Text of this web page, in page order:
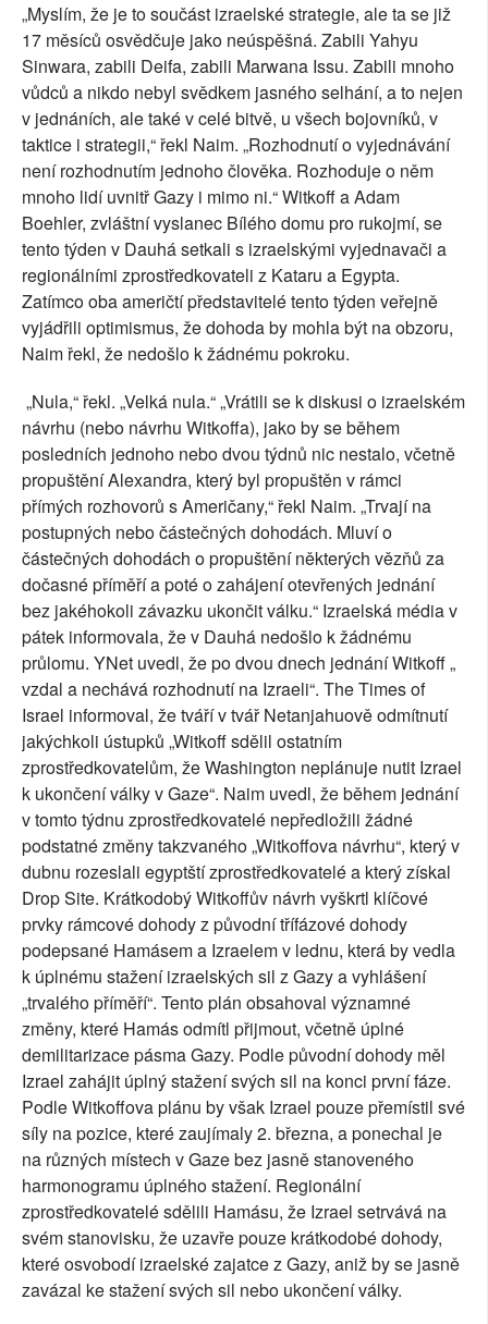
„Myslím, že je to součást izraelské strategie, ale ta se již
17 měsíců osvědčuje jako neúspěšná. Zabili Yahyu
Sinwara, zabili Deifa, zabili Marwana Issu. Zabili mnoho
vůdců a nikdo nebyl svědkem jasného selhání, a to nejen
v jednáních, ale také v celé bitvě, u všech bojovníků, v
taktice i strategii,“ řekl Naim. „Rozhodnutí o vyjednávání
není rozhodnutím jednoho člověka. Rozhoduje o něm
mnoho lidí uvnitř Gazy i mimo ni.“ Witkoff a Adam
Boehler, zvláštní vyslanec Bílého domu pro rukojmí, se
tento týden v Dauhá setkali s izraelskými vyjednavači a
regionálními zprostředkovateli z Kataru a Egypta.
Zatímco oba američtí představitelé tento týden veřejně
vyjádřili optimismus, že dohoda by mohla být na obzoru,
Naim řekl, že nedošlo k žádnému pokroku.
„Nula,“ řekl. „Velká nula.“ „Vrátili se k diskusi o izraelském
návrhu (nebo návrhu Witkoffa), jako by se během
posledních jednoho nebo dvou týdnů nic nestalo, včetně
propuštění Alexandra, který byl propuštěn v rámci
přímých rozhovorů s Američany,“ řekl Naim. „Trvají na
postupných nebo částečných dohodách. Mluví o
částečných dohodách o propuštění některých vězňů za
dočasné příměří a poté o zahájení otevřených jednání
bez jakéhokoli závazku ukončit válku.“ Izraelská média v
pátek informovala, že v Dauhá nedošlo k žádnému
průlomu. YNet uvedl, že po dvou dnech jednání Witkoff „
vzdal a nechává rozhodnutí na Izraeli“. The Times of
Israel informoval, že tváří v tvář Netanjahuově odmítnutí
jakýchkoli ústupků „Witkoff sdělil ostatním
zprostředkovatelům, že Washington neplánuje nutit Izrael
k ukončení války v Gaze“. Naim uvedl, že během jednání
v tomto týdnu zprostředkovatelé nepředložili žádné
podstatné změny takzvaného „Witkoffova návrhu“, který v
dubnu rozeslali egyptští zprostředkovatelé a který získal
Drop Site. Krátkodobý Witkoffův návrh vyškrtl klíčové
prvky rámcové dohody z původní třífázové dohody
podepsané Hamásem a Izraelem v lednu, která by vedla
k úplnému stažení izraelských sil z Gazy a vyhlášení
„trvalého příměří“. Tento plán obsahoval významné
změny, které Hamás odmítl přijmout, včetně úplné
demilitarizace pásma Gazy. Podle původní dohody měl
Izrael zahájit úplný stažení svých sil na konci první fáze.
Podle Witkoffova plánu by však Izrael pouze přemístil své
síly na pozice, které zaujímaly 2. března, a ponechal je
na různých místech v Gaze bez jasně stanoveného
harmonogramu úplného stažení. Regionální
zprostředkovatelé sdělili Hamásu, že Izrael setrvává na
svém stanovisku, že uzavře pouze krátkodobé dohody,
které osvobodí izraelské zajatce z Gazy, aniž by se jasně
zavázal ke stažení svých sil nebo ukončení války.